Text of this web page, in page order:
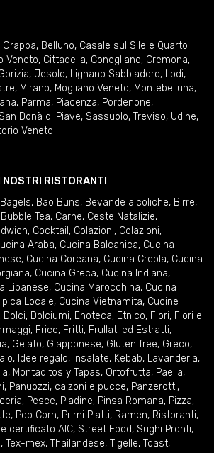
, Belluno, Casale sul Sile e Quarto
Veneto, Cittadella, Conegliano, Cremona,
, Jesolo, Lignano Sabbiadoro, Lodi,
, Mirano, Mogliano Veneto, Montebelluna,
, Parma, Piacenza, Pordenone,
Donà di Piave, Sassuolo, Treviso, Udine,
Veneto
RISTORANTI
Bagels, Bao Buns, Bevande alcoliche, Birre,
Bubble Tea, Carne, Ceste Natalizie,
, Cocktail , Colazioni, Colazioni,
Araba, Cucina Balcanica, Cucina
, Cucina Coreana, Cucina Creola, Cucina
, Cucina Greca, Cucina Indiana,
Libanese, Cucina Marocchina, Cucina
Locale, Cucina Vietnamita, Cucine
, Dolci, Dolciumi, Enoteca, Etnico, Fiori, Fiori e
, Frico, Fritti, Frullati ed Estratti,
, Gelato, Giapponese, Gluten free, Greco,
, Idee regalo, Insalate, Kebab, Lavanderia,
, Montaditos y Tapas, Ortofrutta, Paella,
, Panuozzi, calzoni e pucce, Panzerotti,
, Pesce, Piadine, Pinsa Romana, Pizza,
, Pop Corn, Primi Piatti, Ramen, Ristoranti,
certificato AIC, Street Food, Sughi Pronti,
, Tex-mex, Thailandese, Tigelle, Toast,